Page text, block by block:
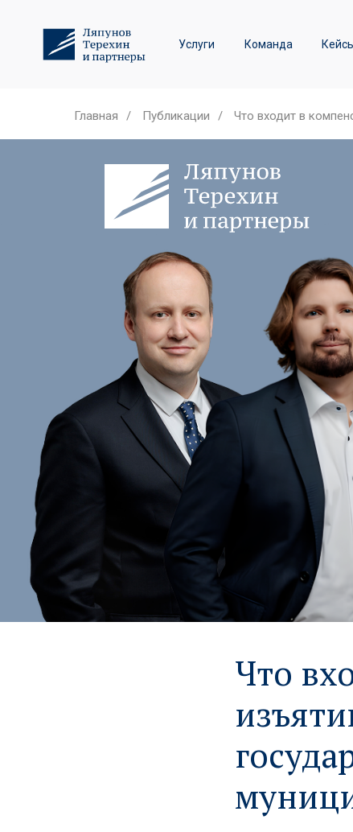
Команда
Услуги
Лизинговые споры
Главная / Публикации / Что входит в
Что